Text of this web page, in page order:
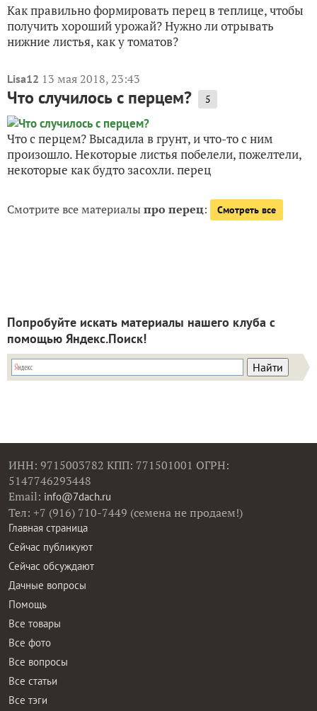
Как правильно формировать перец в теплице, чтобы
получить хороший урожай? Нужно ли отрывать
нижние листья, как у томатов?
Lisa12 13 мая 2018, 23:43
Что случилось с перцем? 5
Что с перцем? Высадила в грунт, и что-то с ним
произошло. Некоторые листья побелели, пожелтели,
некоторые как будто засохли. перец
Смотрите все материалыпро перец: Смотреть все
Попробуйте искать материалы нашего клуба с
помощью Яндекс.Поиск!
ИНН: 9715003782 КПП: 771501001 ОГРН:
5147746293448
Email: info@7dach.ru
Тел: +7 (916) 710-7449 (семена не продаем!)
Главная страница
Сейчас публикуют
Сейчас обсуждают
Дачные вопросы
Помощь
Все товары
Все фото
Все вопросы
Все статьи
Все тэги